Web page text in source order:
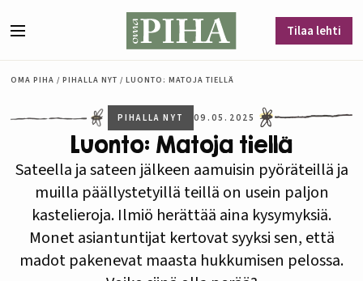
Tilaa lehti
OMA PIHA / PIHALLA NYT / LUONTO: MATOJA TIELLÄ
PIHALLA NYT 09.05.2025
Luonto: Matoja tiellä
Sateella ja sateen jälkeen aamuisin pyöräteillä ja
muilla päällystetyillä teillä on usein paljon
kastelieroja. Ilmiö herättää aina kysymyksiä.
Monet asiantuntijat kertovat syyksi sen, että
madot pakenevat maasta hukkumisen pelossa.